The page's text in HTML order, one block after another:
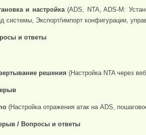
и настройка(ADS, NTA, ADS-M:
системы, Экспорт/импорт конфигурации,
и ответы
решения (Настройка NTA через
(Настройка отражения атак на ADS,
/ Вопросы и ответы